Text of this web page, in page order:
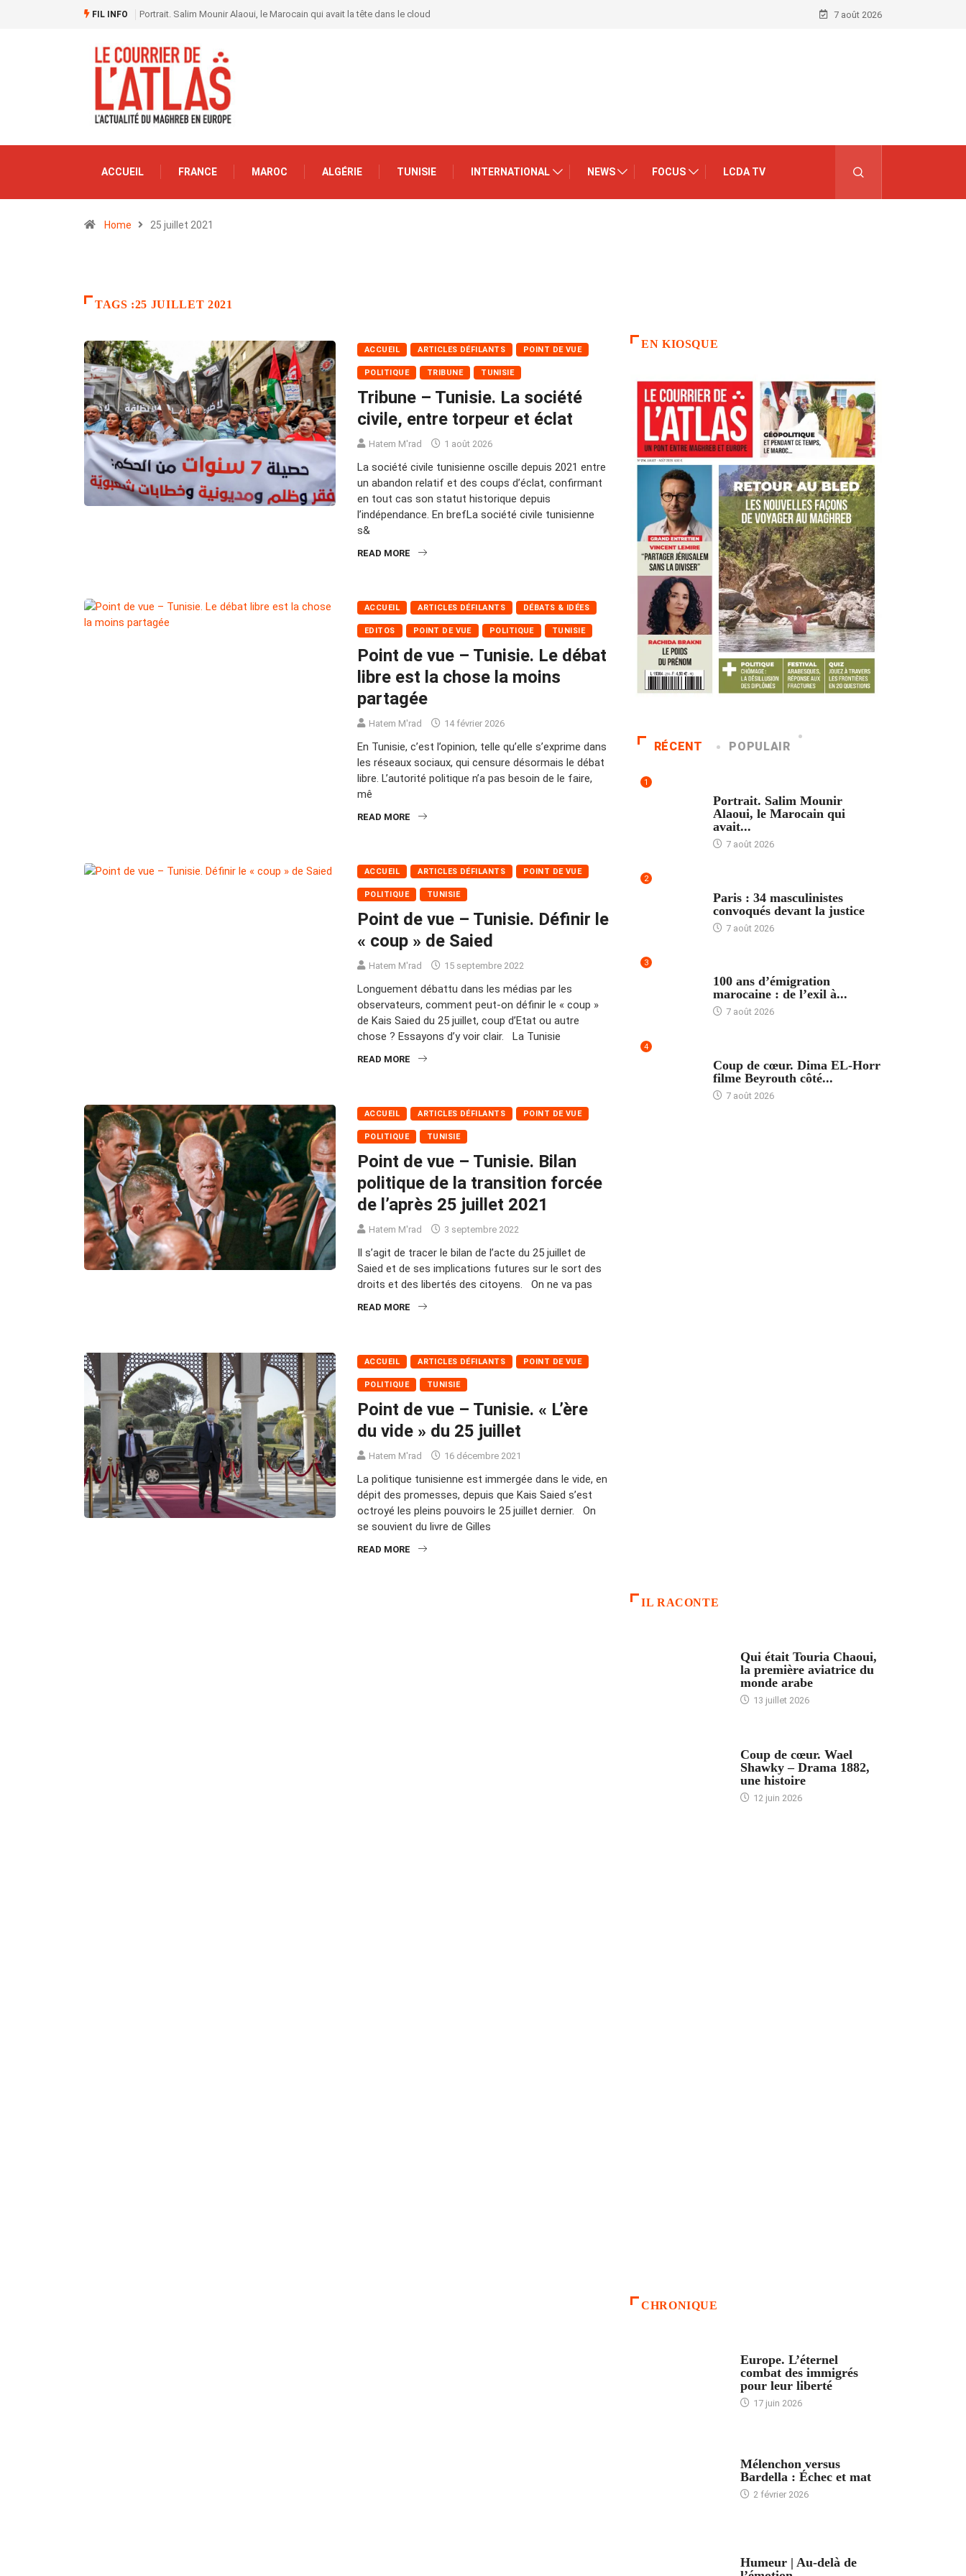
FIL INFO Portrait. Salim Mounir Alaoui, le Marocain qui avait la tête dans le cloud 7 août 2026
ACCUEIL FRANCE MAROC ALGÉRIE TUNISIE INTERNATIONAL NEWS FOCUS LCDA TV
Home 25 juillet 2021
TAGS :25 JUILLET 2021
ACCUEIL ARTICLES DÉFILANTS POINT DE VUE
POLITIQUE TRIBUNE TUNISIE
Tribune – Tunisie. La société
civile, entre torpeur et éclat
Hatem M'rad 1 août 2026
La société civile tunisienne oscille depuis 2021 entre
un abandon relatif et des coups d’éclat, confirmant
en tout cas son statut historique depuis
l’indépendance. En brefLa société civile tunisienne
s&
READ MORE
ACCUEIL ARTICLES DÉFILANTS DÉBATS & IDÉES
EDITOS POINT DE VUE POLITIQUE TUNISIE
Point de vue – Tunisie. Le débat
libre est la chose la moins
partagée
Hatem M'rad 14 février 2026
En Tunisie, c’est l’opinion, telle qu’elle s’exprime dans
les réseaux sociaux, qui censure désormais le débat
libre. L’autorité politique n’a pas besoin de le faire,
mê
READ MORE
ACCUEIL ARTICLES DÉFILANTS POINT DE VUE
POLITIQUE TUNISIE
Point de vue – Tunisie. Définir le
« coup » de Saied
Hatem M'rad 15 septembre 2022
Longuement débattu dans les médias par les
observateurs, comment peut-on définir le « coup »
de Kais Saied du 25 juillet, coup d’Etat ou autre
chose ? Essayons d’y voir clair. La Tunisie
READ MORE
ACCUEIL ARTICLES DÉFILANTS POINT DE VUE
POLITIQUE TUNISIE
Point de vue – Tunisie. Bilan
politique de la transition forcée
de l’après 25 juillet 2021
Hatem M'rad 3 septembre 2022
Il s’agit de tracer le bilan de l’acte du 25 juillet de
Saied et de ses implications futures sur le sort des
droits et des libertés des citoyens. On ne va pas
READ MORE
ACCUEIL ARTICLES DÉFILANTS POINT DE VUE
POLITIQUE TUNISIE
Point de vue – Tunisie. « L’ère
du vide » du 25 juillet
Hatem M'rad 16 décembre 2021
La politique tunisienne est immergée dans le vide, en
dépit des promesses, depuis que Kais Saied s’est
octroyé les pleins pouvoirs le 25 juillet dernier. On
se souvient du livre de Gilles
READ MORE
EN KIOSQUE
RÉCENT POPULAIR
1
Portrait. Salim Mounir
Alaoui, le Marocain qui
avait...
7 août 2026
2
Paris : 34 masculinistes
convoqués devant la justice
7 août 2026
3
100 ans d’émigration
marocaine : de l’exil à...
7 août 2026
4
Coup de cœur. Dima EL-Horr
filme Beyrouth côté...
7 août 2026
IL RACONTE
Qui était Touria Chaoui,
la première aviatrice du
monde arabe
13 juillet 2026
Coup de cœur. Wael
Shawky – Drama 1882,
une histoire
12 juin 2026
CHRONIQUE
Europe. L’éternel
combat des immigrés
pour leur liberté
17 juin 2026
Mélenchon versus
Bardella : Échec et mat
2 février 2026
Humeur | Au-delà de